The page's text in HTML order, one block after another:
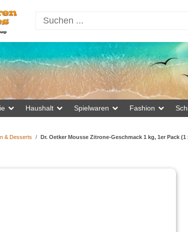
Haushalt Spielwaren Fashion
& Desserts Dr. Oetker Mousse Zitrone-Geschmack 1 kg, 1er Pack (1